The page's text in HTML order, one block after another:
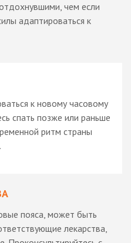
чем если
адаптироваться к
к новому часовому
спать позже или раньше
ритм страны
пояса, может быть
лекарства,